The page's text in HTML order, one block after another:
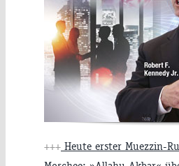
+++ Heute erster Muezzin-